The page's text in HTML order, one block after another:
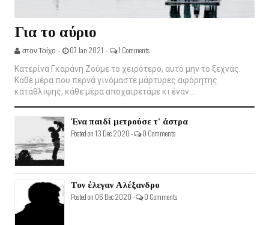
Για το αύριο
στον Τοίχο - 07 Jan 2021 - 1 Comments
Κατερίνα Γκαράνη Ζούμε το χειρότερο, αυτό μην το ξεχνάς.
Κάθε μέρα που περνά γινόμαστε μάρτυρες αφόρητης
κατάθλιψης, κάθε μέρα αποχαιρετάμε κι έναν...
Ένα παιδί μετρούσε τ' άστρα
Posted on 13 Dec 2020 - 0 Comments
Τον έλεγαν Αλέξανδρο
Posted on 06 Dec 2020 - 0 Comments